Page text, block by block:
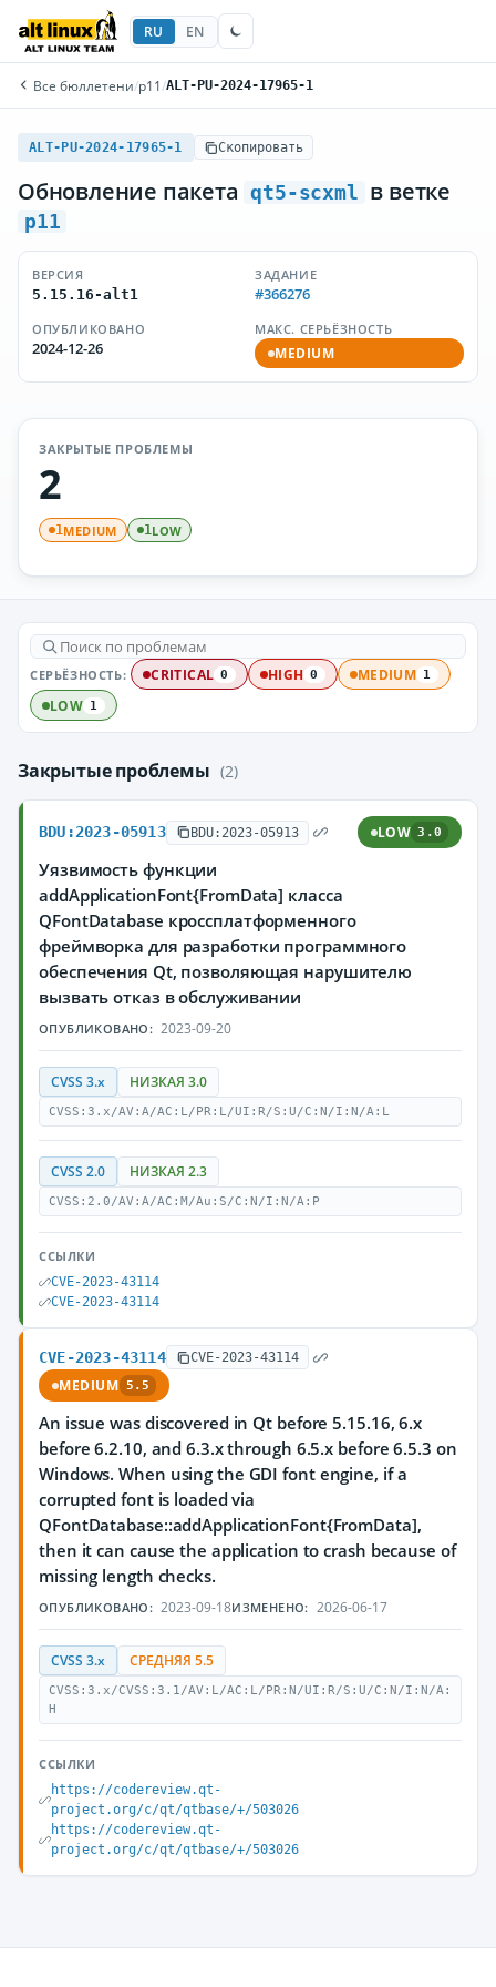
RU EN
Все бюллетени/p11 /ALT-PU-2024-17965-1
ALT-PU-2024-17965-1 Скопировать
Обновление пакета qt5-scxml в ветке
p11
ВЕРСИЯ
5.15.16-alt1
ЗАДАНИЕ
#366276
ОПУБЛИКОВАНО
2024-12-26
МАКС. СЕРЬЁЗНОСТЬ
MEDIUM
ЗАКРЫТЫЕ ПРОБЛЕМЫ
2
1MEDIUM 1LOW
СЕРЬЁЗНОСТЬ: CRITICAL 0 HIGH 0 MEDIUM 1
LOW 1
Закрытые проблемы (2)
BDU:2023-05913 BDU:2023-05913 LOW 3.0
Уязвимость функции
addApplicationFont{FromData] класса
QFontDatabase кроссплатформенного
фреймворка для разработки программного
обеспечения Qt, позволяющая нарушителю
вызвать отказ в обслуживании
ОПУБЛИКОВАНО: 2023-09-20
CVSS 3.x НИЗКАЯ 3.0
CVSS:3.x/AV:A/AC:L/PR:L/UI:R/S:U/C:N/I:N/A:L
CVSS 2.0 НИЗКАЯ 2.3
CVSS:2.0/AV:A/AC:M/Au:S/C:N/I:N/A:P
ССЫЛКИ
CVE-2023-43114
CVE-2023-43114
CVE-2023-43114 CVE-2023-43114
MEDIUM 5.5
An issue was discovered in Qt before 5.15.16, 6.x
before 6.2.10, and 6.3.x through 6.5.x before 6.5.3 on
Windows. When using the GDI font engine, if a
corrupted font is loaded via
QFontDatabase::addApplicationFont{FromData],
then it can cause the application to crash because of
missing length checks.
ОПУБЛИКОВАНО: 2023-09-18ИЗМЕНЕНО: 2026-06-17
CVSS 3.x СРЕДНЯЯ 5.5
CVSS:3.x/CVSS:3.1/AV:L/AC:L/PR:N/UI:R/S:U/C:N/I:N/A:
H
ССЫЛКИ
https://codereview.qt-
project.org/c/qt/qtbase/+/503026
https://codereview.qt-
project.org/c/qt/qtbase/+/503026